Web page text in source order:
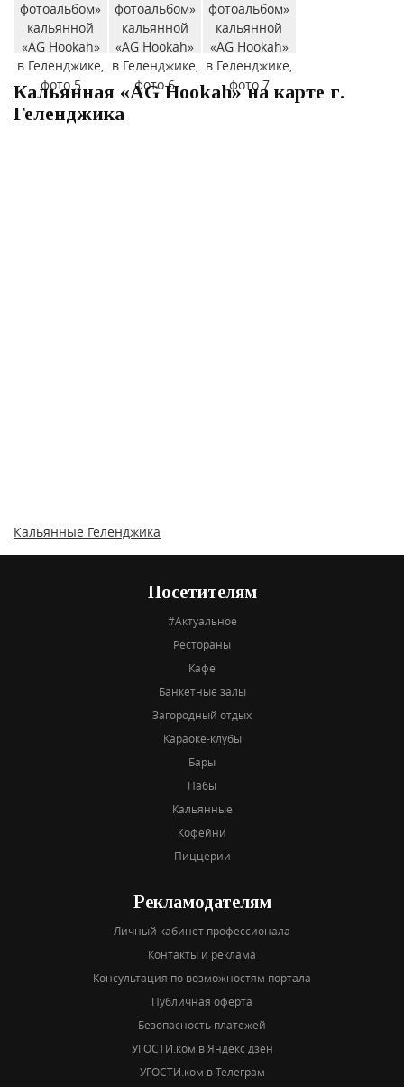
Кальянная «AG Hookah» на карте г.
Геленджика
Кальянные Геленджика
Посетителям
#Актуальное
Рестораны
Кафе
Банкетные залы
Загородный отдых
Караоке-клубы
Бары
Пабы
Кальянные
Кофейни
Пиццерии
Рекламодателям
Личный кабинет профессионала
Контакты и реклама
Консультация по возможностям портала
Публичная оферта
Безопасность платежей
УГОСТИ.ком в Яндекс дзен
УГОСТИ.ком в Телеграм